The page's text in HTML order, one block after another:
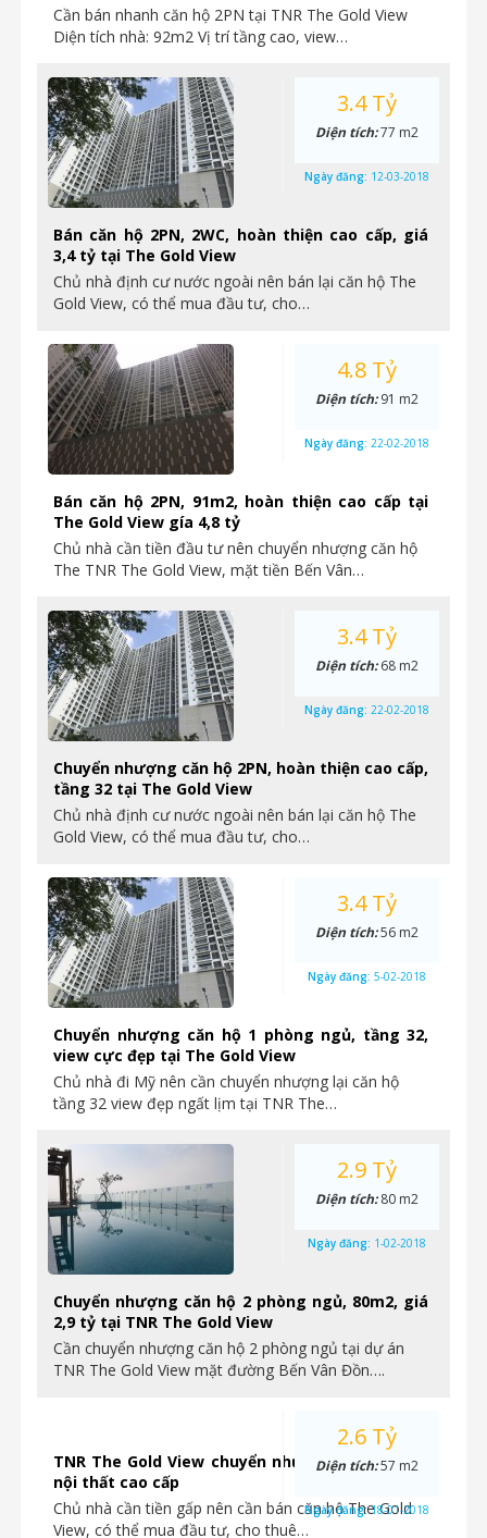
Cần bán nhanh căn hộ 2PN tại TNR The Gold View
Diện tích nhà: 92m2 Vị trí tầng cao, view…
Bán căn hộ 2PN, 2WC, hoàn thiện cao cấp, giá
3,4 tỷ tại The Gold View
Chủ nhà định cư nước ngoài nên bán lại căn hộ The
Gold View, có thể mua đầu tư, cho…
3.4 Tỷ
Diện tích:77 m2
Ngày đăng: 12-03-2018
Bán căn hộ 2PN, 91m2, hoàn thiện cao cấp tại
The Gold View gía 4,8 tỷ
Chủ nhà cần tiền đầu tư nên chuyển nhượng căn hộ
The TNR The Gold View, mặt tiền Bến Vân…
4.8 Tỷ
Diện tích:91 m2
Ngày đăng: 22-02-2018
Chuyển nhượng căn hộ 2PN, hoàn thiện cao cấp,
tầng 32 tại The Gold View
Chủ nhà định cư nước ngoài nên bán lại căn hộ The
Gold View, có thể mua đầu tư, cho…
3.4 Tỷ
Diện tích:68 m2
Ngày đăng: 22-02-2018
Chuyển nhượng căn hộ 1 phòng ngủ, tầng 32,
view cực đẹp tại The Gold View
Chủ nhà đi Mỹ nên cần chuyển nhượng lại căn hộ
tầng 32 view đẹp ngất lịm tại TNR The…
3.4 Tỷ
Diện tích:56 m2
Ngày đăng: 5-02-2018
Chuyển nhượng căn hộ 2 phòng ngủ, 80m2, giá
2,9 tỷ tại TNR The Gold View
Cần chuyển nhượng căn hộ 2 phòng ngủ tại dự án
TNR The Gold View mặt đường Bến Vân Đồn….
2.9 Tỷ
Diện tích:80 m2
Ngày đăng: 1-02-2018
TNR The Gold View chuyển nhượng căn hộ 1PN
nội thất cao cấp
Chủ nhà cần tiền gấp nên cần bán căn hộ The Gold
View, có thể mua đầu tư, cho thuê…
2.6 Tỷ
Diện tích:57 m2
Ngày đăng:18-01-2018